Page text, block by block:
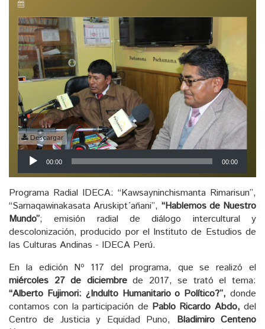
Descargar
Reproductor
de
audio
00:00 00:00
Programa Radial IDECA: “Kawsayninchismanta Rimarisun”,
“Sarnaqawinakasata Aruskipt´añani”, “Hablemos de Nuestro
Mundo”; emisión radial de diálogo intercultural y
descolonización, producido por el Instituto de Estudios de
las Culturas Andinas - IDECA Perú.
En la edición Nº 117 del programa, que se realizó el
miércoles 27 de diciembrede 2017, se trató el tema:
“Alberto Fujimori: ¿Indulto Humanitario o Político?”, donde
contamos con la participación de Pablo Ricardo Abdo, del
Centro de Justicia y Equidad Puno, Bladimiro Centeno